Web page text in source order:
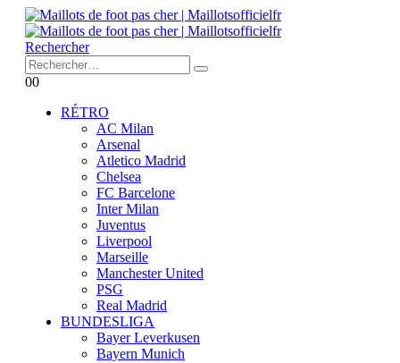
Rechercher
00
RÉTRO
AC Milan
Arsenal
Atletico Madrid
Chelsea
FC Barcelone
Inter Milan
Juventus
Liverpool
Marseille
Manchester United
PSG
Real Madrid
BUNDESLIGA
Bayer Leverkusen
Bayern Munich